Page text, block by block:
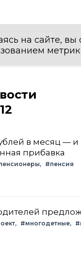
на сайте,
в месяц — и
прибавка
#пенсия
#многодетные